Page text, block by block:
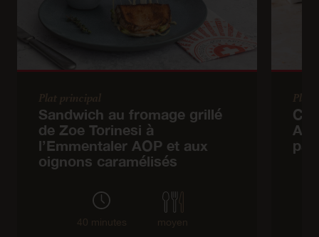
Plat principal
Sandwich au fromage grillé
de Zoe Torinesi à
l’Emmentaler AOP et aux
oignons caramélisés
40 minutes moyen
Plat